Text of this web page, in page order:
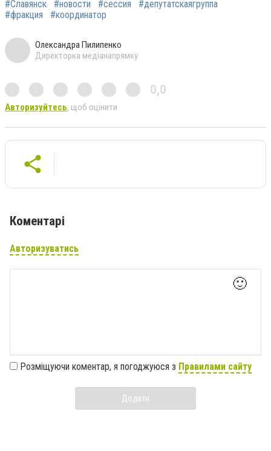
#Славянск #новости #сессия
#депутатскаягруппа
#фракция
#координатор
Олександра Пилипенко
Директорка медіанапрямку
0,0
Авторизуйтесь, щоб оцінити
Коментарі
Авторизуватись
🙂
Розміщуючи коментар, я погоджуюся з Правилами сайту
Додати